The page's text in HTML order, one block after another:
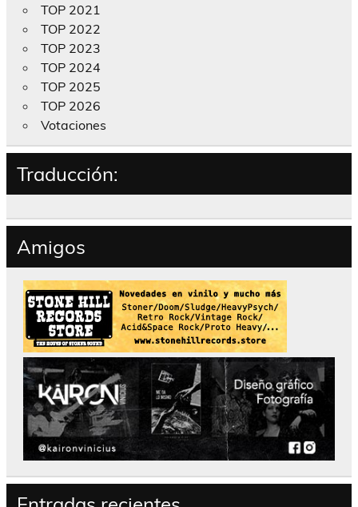
TOP 2021
TOP 2022
TOP 2023
TOP 2024
TOP 2025
TOP 2026
Votaciones
Traducción:
Amigos